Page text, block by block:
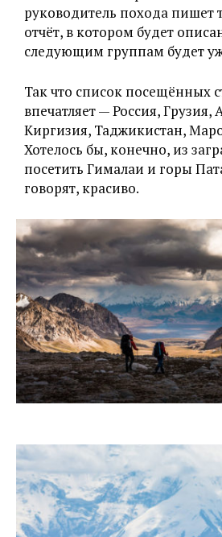
руководитель похода пишет
отчёт, в котором будет
следующим группам будет
Так что список посещённых
впечатляет — Россия, Грузия,
Киргизия, Таджикистан,
Хотелось бы, конечно, из
посетить Гималаи и горы
говорят, красиво.